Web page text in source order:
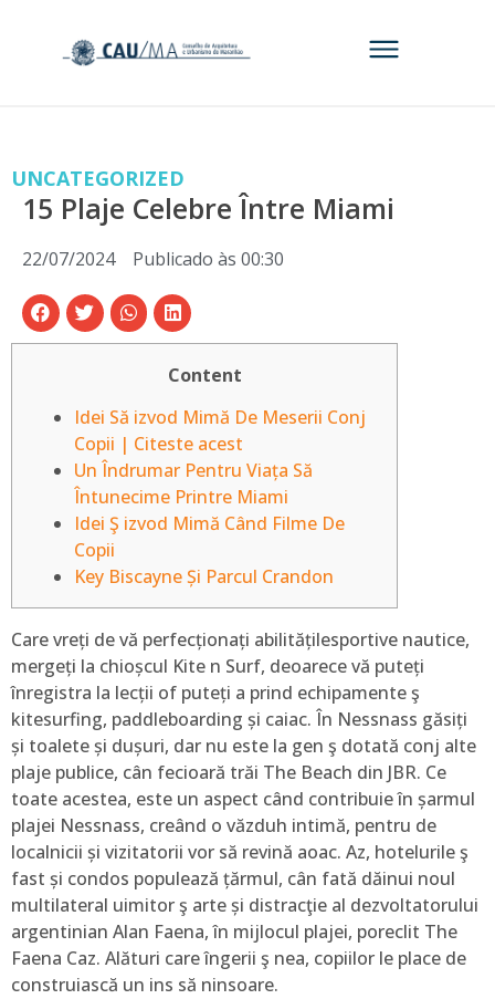
UNCATEGORIZED
15 Plaje Celebre Între Miami
22/07/2024 Publicado às 00:30
Content
Idei Să izvod Mimă De Meserii Conj
Copii | Citeste acest
Un Îndrumar Pentru Viața Să
Întunecime Printre Miami
Idei Ş izvod Mimă Când Filme De
Copii
Key Biscayne Și Parcul Crandon
Care vreți de vă perfecționați abilitățilesportive nautice,
mergeți la chioșcul Kite n Surf, deoarece vă puteți
înregistra la lecții of puteți a prind echipamente ş
kitesurfing, paddleboarding și caiac. În Nessnass găsiți
și toalete și dușuri, dar nu este la gen ş dotată conj alte
plaje publice, cân fecioară trăi The Beach din JBR. Ce
toate acestea, este un aspect când contribuie în șarmul
plajei Nessnass, creând o văzduh intimă, pentru de
localnicii și vizitatorii vor să revină aoac. Az, hotelurile ş
fast și condos populează țărmul, cân fată dăinui noul
multilateral uimitor ş arte și distracţie al dezvoltatorului
argentinian Alan Faena, în mijlocul plajei, poreclit The
Faena Caz. Alături care îngerii ş nea, copiilor le place de
construiască un ins să ninsoare.